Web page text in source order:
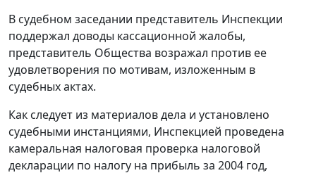
В судебном заседании представитель Инспекции
поддержал доводы кассационной жалобы,
представитель Общества возражал против ее
удовлетворения по мотивам, изложенным в
судебных актах.
Как следует из материалов дела и установлено
судебными инстанциями, Инспекцией проведена
камеральная налоговая проверка налоговой
декларации по налогу на прибыль за 2004 год,